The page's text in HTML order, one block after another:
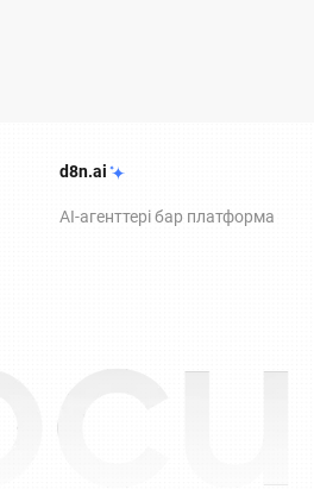
d8n.ai
AI-агенттері бар платформа